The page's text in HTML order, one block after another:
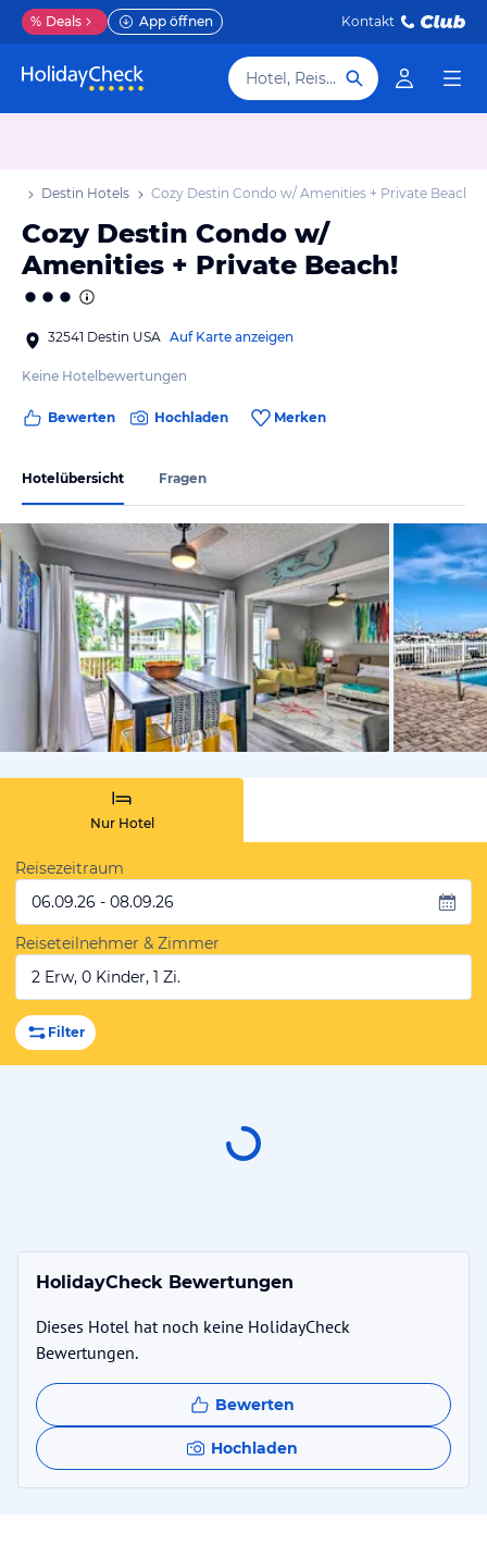
% Deals App öffnen Kontakt
Hotel, Reiseziel
Destin Hotels Cozy Destin Condo w/ Amenities + Private Beach!
Cozy Destin Condo w/
Amenities + Private Beach!
32541 Destin USA Auf Karte anzeigen
Keine Hotelbewertungen
Bewerten Hochladen Merken
Hotelübersicht Fragen
von
Nur Hotel
Reisezeitraum
06.09.26 - 08.09.26
Reiseteilnehmer & Zimmer
2 Erw, 0 Kinder, 1 Zi.
Filter
HolidayCheck Bewertungen
Dieses Hotel hat noch keine HolidayCheck
Bewertungen.
Bewerten
Hochladen